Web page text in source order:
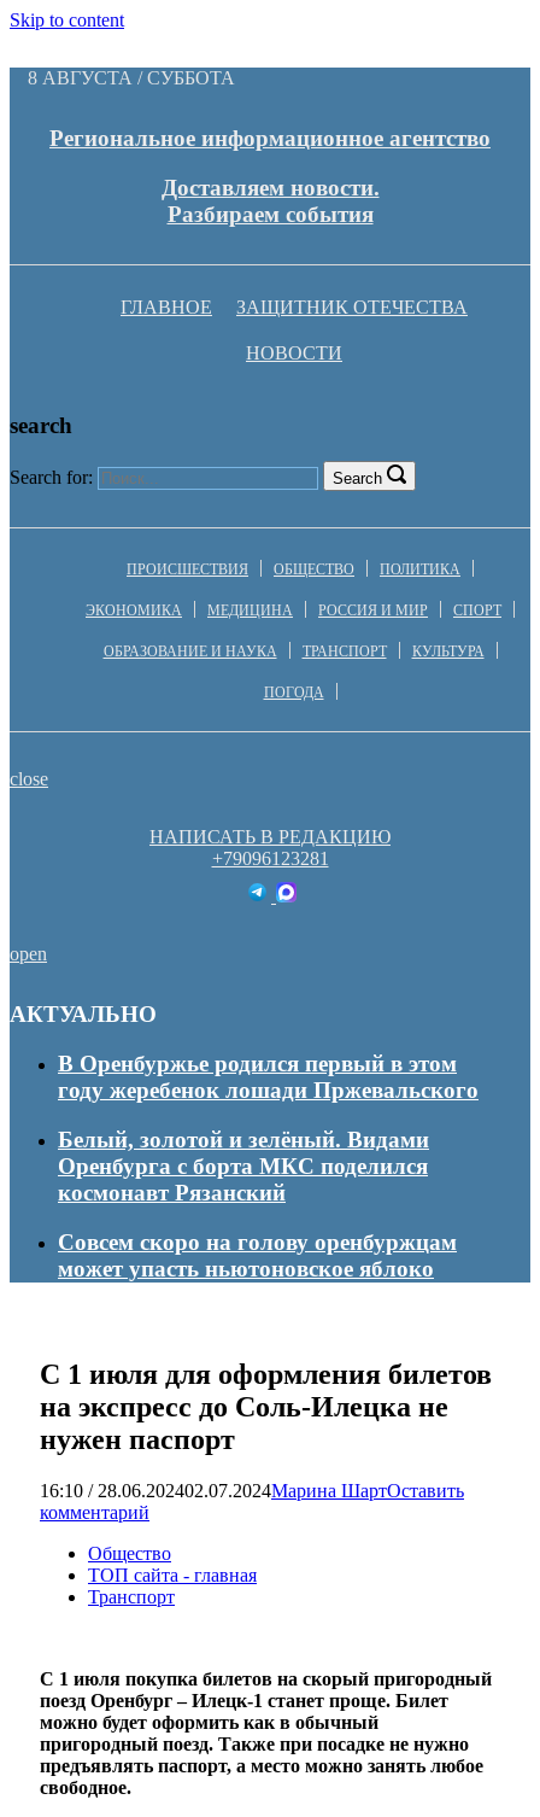
Skip to content
8 АВГУСТА / СУББОТА
Региональное информационное агентство
Доставляем новости.
Разбираем события
ГЛАВНОЕ ЗАЩИТНИК ОТЕЧЕСТВА
НОВОСТИ
search
Search for: Search
ПРОИСШЕСТВИЯ ОБЩЕСТВО ПОЛИТИКА
ЭКОНОМИКА МЕДИЦИНА РОССИЯ И МИР СПОРТ
ОБРАЗОВАНИЕ И НАУКА ТРАНСПОРТ КУЛЬТУРА
ПОГОДА
close
НАПИСАТЬ В РЕДАКЦИЮ
+79096123281
open
АКТУАЛЬНО
В Оренбуржье родился первый в этом
году жеребенок лошади Пржевальского
Белый, золотой и зелёный. Видами
Оренбурга с борта МКС поделился
космонавт Рязанский
Совсем скоро на голову оренбуржцам
может упасть ньютоновское яблоко
С 1 июля для оформления билетов
на экспресс до Соль-Илецка не
нужен паспорт
16:10 / 28.06.202402.07.2024Марина ШартОставить
комментарий
Общество
ТОП сайта - главная
Транспорт
С 1 июля покупка билетов на скорый пригородный
поезд Оренбург – Илецк-1 станет проще. Билет
можно будет оформить как в обычный
пригородный поезд. Также при посадке не нужно
предъявлять паспорт, а место можно занять любое
свободное.